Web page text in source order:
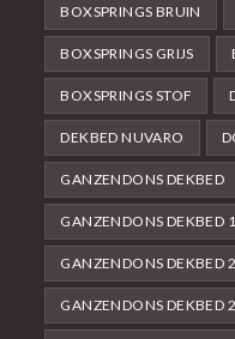
BOXSPRINGS BRUIN
BOXSPRINGS GRIJS
BOXSPRINGS STOF
DEKBED NUVARO
GANZENDONS DEKBED
GANZENDONS DEKBED
GANZENDONS DEKBED
GANZENDONS DEKBED